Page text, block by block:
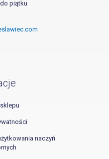
piątku
naczyń